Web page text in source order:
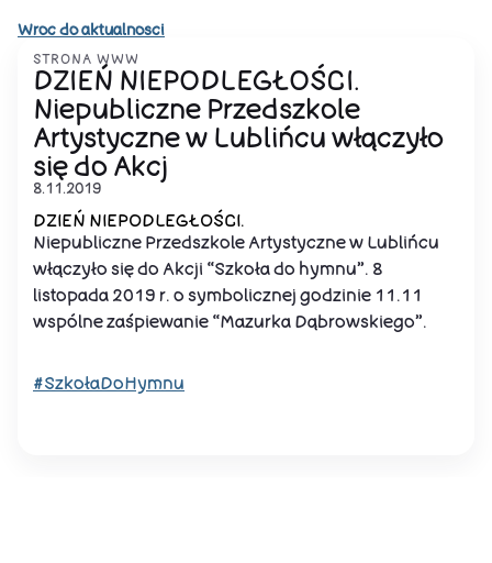
Wroc do aktualnosci
STRONA WWW
DZIEŃ NIEPODLEGŁOŚCI.
Niepubliczne Przedszkole
Artystyczne w Lublińcu włączyło
się do Akcj
8.11.2019
DZIEŃ NIEPODLEGŁOŚCI.
Niepubliczne Przedszkole Artystyczne w Lublińcu
włączyło się do Akcji “Szkoła do hymnu”. 8
listopada 2019 r. o symbolicznej godzinie 11.11
wspólne zaśpiewanie “Mazurka Dąbrowskiego”.
#SzkołaDoHymnu